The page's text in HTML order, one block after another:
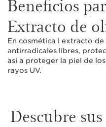
Beneficios
Extracto de
En cosmética l extracto
antirradicales libres,
así a proteger la piel de
rayos UV.
Descubre